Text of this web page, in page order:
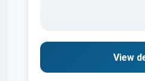
View